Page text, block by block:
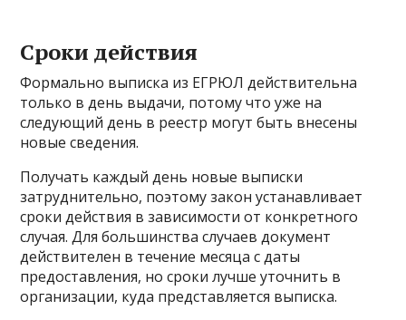
Сроки действия
Формально выписка из ЕГРЮЛ действительна
только в день выдачи, потому что уже на
следующий день в реестр могут быть внесены
новые сведения.
Получать каждый день новые выписки
затруднительно, поэтому закон устанавливает
сроки действия в зависимости от конкретного
случая. Для большинства случаев документ
действителен в течение месяца с даты
предоставления, но сроки лучше уточнить в
организации, куда представляется выписка.